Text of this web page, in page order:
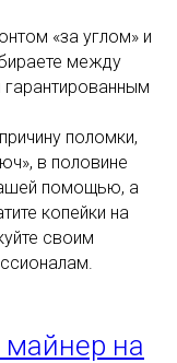
«за углом» и
между
гарантированным
поломки,
в половине
помощью, а
копейки на
своим
майнер на